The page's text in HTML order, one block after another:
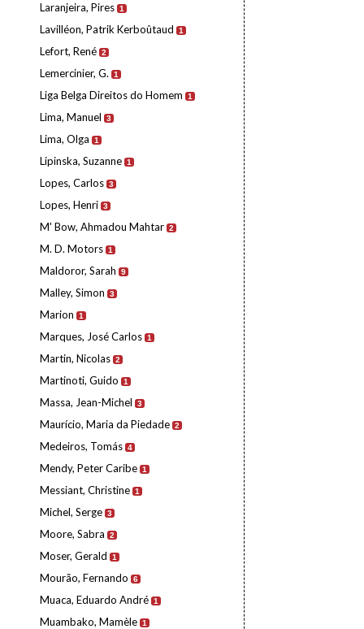
Laranjeira, Pires 1
Lavilléon, Patrik Kerboûtaud 1
Lefort, René 2
Lemercinier, G. 1
Liga Belga Direitos do Homem 1
Lima, Manuel 3
Lima, Olga 1
Lipinska, Suzanne 1
Lopes, Carlos 3
Lopes, Henri 3
M' Bow, Ahmadou Mahtar 2
M. D. Motors 1
Maldoror, Sarah 9
Malley, Simon 3
Marion 1
Marques, José Carlos 1
Martin, Nicolas 2
Martinoti, Guido 1
Massa, Jean-Michel 3
Maurício, Maria da Piedade 2
Medeiros, Tomás 4
Mendy, Peter Caribe 1
Messiant, Christine 1
Michel, Serge 3
Moore, Sabra 2
Moser, Gerald 1
Mourão, Fernando 6
Muaca, Eduardo André 1
Muambako, Mamèle 1